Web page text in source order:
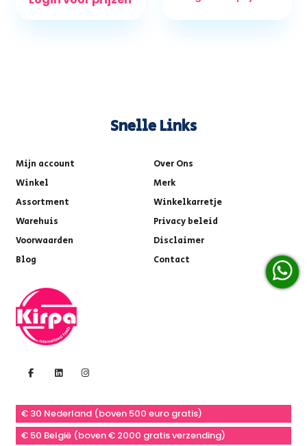
Snelle Links
Mijn account
Over Ons
Winkel
Merk
Assortment
Winkelkarretje
Warehuis
Privacy beleid
Voorwaarden
Disclaimer
Blog
Contact
€ 30 Nederland (boven 500 euro gratis)
€ 50 België (boven € 2000 gratis verzending)